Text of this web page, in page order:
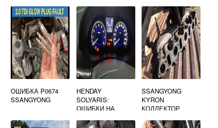
SSANG YONG
ОШИБКА P0674
SSANGYONG
HENDAY
SOLYARIS:
ОШИБКИ НА
SSANGYONG
KYRON
КОЛЛЕКТОР